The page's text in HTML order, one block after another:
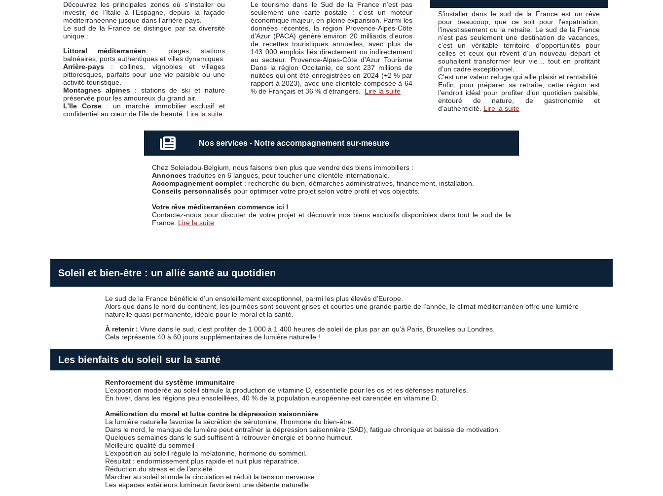
Découvrez les principales zones où s’installer ou
investir, de l’Italie à l’Espagne, depuis la façade
méditerranéenne jusque dans l’arrière-pays.
Le sud de la France se distingue par sa diversité
unique :
Littoral méditerranéen : plages, stations
balnéaires, ports authentiques et villes dynamiques.
Arrière-pays : collines, vignobles et villages
pittoresques, parfaits pour une vie paisible ou une
activité touristique.
Montagnes alpines: stations de ski et nature
préservée pour les amoureux du grand air.
L’Ile Corse: un marché immobilier exclusif et
confidentiel au cœur de l’île de beauté. Lire la suite
Le tourisme dans le Sud de la France n’est pas
seulement une carte postale : c’est un moteur
économique majeur, en pleine expansion. Parmi les
données récentes, la région Provence-Alpes-Côte
d’Azur (PACA) génère environ 20 milliards d’euros
de recettes touristiques annuelles, avec plus de
143 000 emplois liés directement ou indirectement
au secteur. Provence-Alpes-Côte d'Azur Tourisme
Dans la région Occitanie, ce sont 237 millions de
nuitées qui ont été enregistrées en 2024 (+2 % par
rapport à 2023), avec une clientèle composée à 64
% de Français et 36 % d’étrangers. Lire la suite
S’installer dans le sud de la France est un rêve
pour beaucoup, que ce soit pour l’expatriation,
l’investissement ou la retraite. Le sud de la France
n’est pas seulement une destination de vacances,
c’est un véritable territoire d’opportunités pour
celles et ceux qui rêvent d’un nouveau départ et
souhaitent transformer leur vie… tout en profitant
d’un cadre exceptionnel.
C’est une valeur refuge qui allie plaisir et rentabilité.
Enfin, pour préparer sa retraite, cette région est
l’endroit idéal pour profiter d’un quotidien paisible,
entouré de nature, de gastronomie et
d’authenticité. Lire la suite
Nos services - Notre accompagnement sur-mesure
Chez Soleiadou-Belgium, nous faisons bien plus que vendre des biens immobiliers :
Annonces traduites en 6 langues, pour toucher une clientèle internationale.
Accompagnement complet : recherche du bien, démarches administratives, financement, installation.
Conseils personnalisés pour optimiser votre projet selon votre profil et vos objectifs.
Votre rêve méditerranéen commence ici !
Contactez-nous pour discuter de votre projet et découvrir nos biens exclusifs disponibles dans tout le sud de la
France. Lire la suite
Soleil et bien-être : un allié santé au quotidien
Le sud de la France bénéficie d’un ensoleillement exceptionnel, parmi les plus élevés d’Europe.
Alors que dans le nord du continent, les journées sont souvent grises et courtes une grande partie de l’année, le climat méditerranéen offre une lumière
naturelle quasi permanente, idéale pour le moral et la santé.
À retenir : Vivre dans le sud, c’est profiter de 1 000 à 1 400 heures de soleil de plus par an qu’à Paris, Bruxelles ou Londres.
Cela représente 40 à 60 jours supplémentaires de lumière naturelle !
Les bienfaits du soleil sur la santé
Renforcement du système immunitaire
L’exposition modérée au soleil stimule la production de vitamine D, essentielle pour les os et les défenses naturelles.
En hiver, dans les régions peu ensoleillées, 40 % de la population européenne est carencée en vitamine D.
Amélioration du moral et lutte contre la dépression saisonnière
La lumière naturelle favorise la sécrétion de sérotonine, l’hormone du bien-être.
Dans le nord, le manque de lumière peut entraîner la dépression saisonnière (SAD), fatigue chronique et baisse de motivation.
Quelques semaines dans le sud suffisent à retrouver énergie et bonne humeur.
Meilleure qualité du sommeil
L’exposition au soleil régule la mélatonine, hormone du sommeil.
Résultat : endormissement plus rapide et nuit plus réparatrice.
Réduction du stress et de l’anxiété
Marcher au soleil stimule la circulation et réduit la tension nerveuse.
Les espaces extérieurs lumineux favorisent une détente naturelle.